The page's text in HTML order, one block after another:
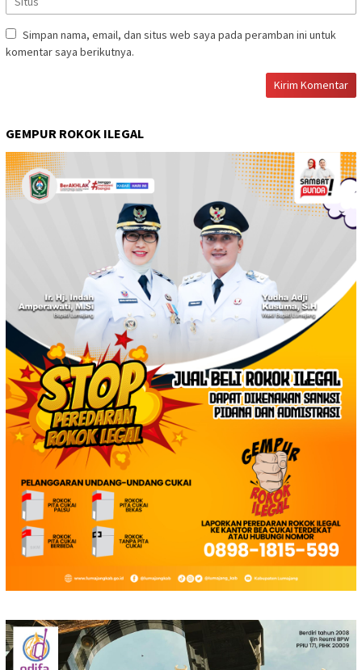
Simpan nama, email, dan situs web saya pada peramban ini untuk
komentar saya berikutnya.
GEMPUR ROKOK ILEGAL